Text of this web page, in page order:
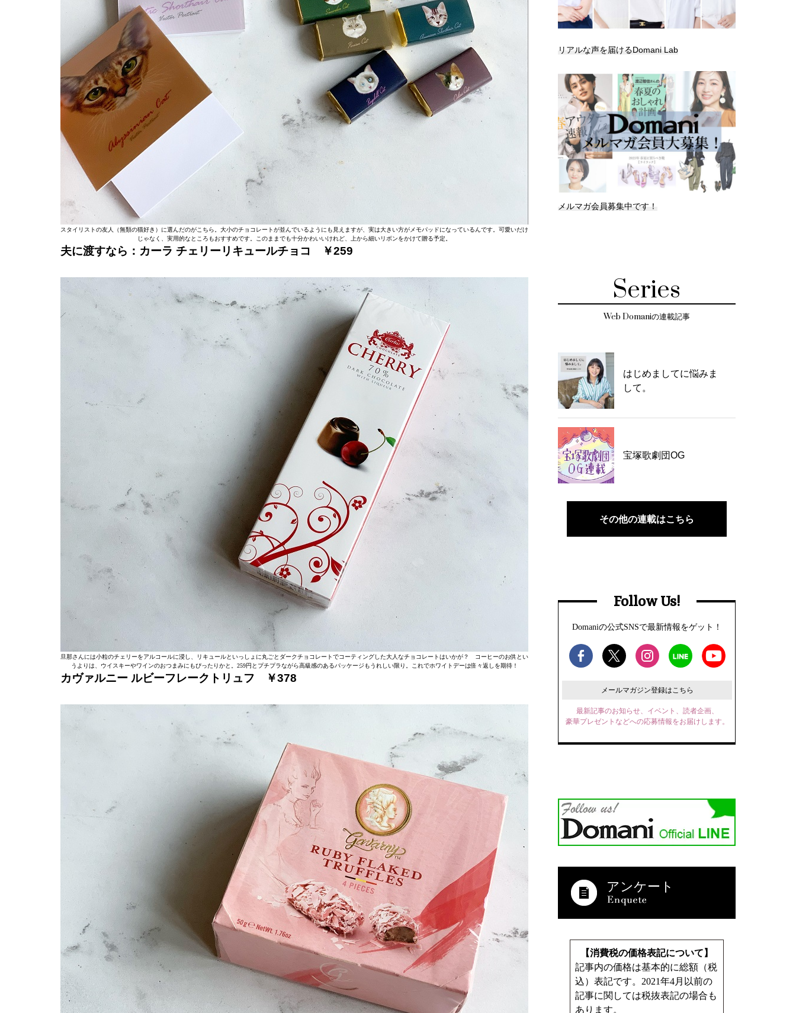
スタイリストの友人（無類の猫好き）に選んだのがこちら。大小のチョコレートが並んでいるようにも見えますが、実は大きい方がメモパッドになっているんです。可愛いだけ
じゃなく、実用的なところもおすすめです。このままでも十分かわいいけれど、上から細いリボンをかけて贈る予定。
夫に渡すなら： カーラ チェリーリキュールチョコ ￥259
旦那さんには小粒のチェリーをアルコールに浸し、リキュールといっしょに丸ごとダークチョコレートでコーティングした大人なチョコレートはいかが？ コーヒーのお供とい
うよりは、ウイスキーやワインのおつまみにもぴったりかと。259円とプチプラながら高級感のあるパッケージもうれしい限り。これでホワイトデーは倍々返しを期待！
カヴァルニー ルビーフレークトリュフ ￥378
リアルな声を届けるDomani Lab
メルマガ会員募集中です！
Series
Web Domaniの連載記事
はじめましてに悩みま
して。
宝塚歌劇団OG
その他の連載はこちら
Follow Us!
Domaniの公式SNSで最新情報をゲット！
メールマガジン登録はこちら
最新記事のお知らせ、イベント、読者企画、
豪華プレゼントなどへの応募情報をお届けします。
アンケート
【消費税の価格表記について】
記事内の価格は基本的に総額（税
込）表記です。2021年4月以前の
記事に関しては税抜表記の場合も
あります。